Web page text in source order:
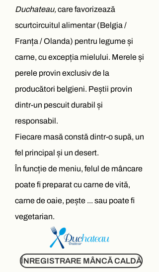
Duchateau,care favorizează
scurtcircuitul alimentar (Belgia /
Franța / Olanda) pentru legume și
carne, cu excepția mielului. Merele și
perele provin exclusiv de la
producători belgieni. Peștii provin
dintr-un pescuit durabil și
responsabil.
Fiecare masă constă dintr-o supă, un
fel principal și un desert.
În funcție de meniu, felul de mâncare
poate fi preparat cu carne de vită,
carne de oaie, pește ... sau poate fi
vegetarian.
ÎNREGISTRARE MÂNCĂ CALDĂ